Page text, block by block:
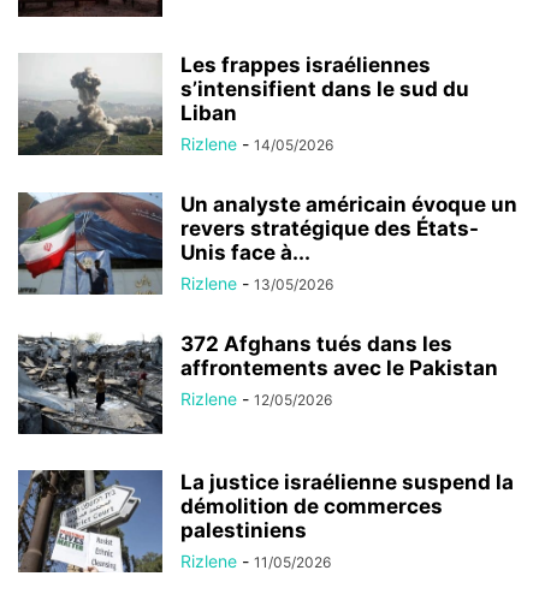
Les frappes israéliennes
s’intensifient dans le sud du
Liban
Rizlene - 14/05/2026
Un analyste américain évoque un
revers stratégique des États-
Unis face à...
Rizlene - 13/05/2026
372 Afghans tués dans les
affrontements avec le Pakistan
Rizlene - 12/05/2026
La justice israélienne suspend la
démolition de commerces
palestiniens
Rizlene - 11/05/2026